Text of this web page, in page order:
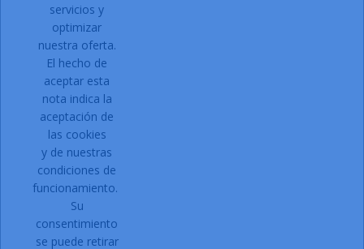
PRODUCTOS
NUESTRA EMPRESA
Contacto:
Dirección:C/ Can Gallart, 11
17430 Santa Coloma de Farners
Email:
972 87 71 00
Solicitar acceso a la web.
servicios y
optimizar
nuestra oferta.
El hecho de
aceptar esta
nota indica la
aceptación de
las cookies
y de nuestras
condiciones de
funcionamiento.
Su
consentimiento
se puede retirar